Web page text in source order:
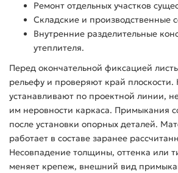
Ремонт отдельных участков
Складские и производственные
Внутренние разделительные
утеплителя.
Перед окончательной фиксацией
рельефу и проверяют край
устанавливают по проектной линии,
им неровности каркаса. Примыкания
после установки опорных деталей.
работает в составе заранее
Несовпадение толщины, оттенка или
меняет крепеж, внешний вид